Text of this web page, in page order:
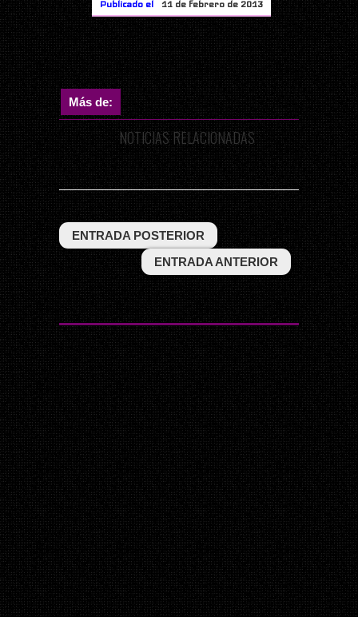
Publicado el 11 de febrero de 2013
Más de:
NOTICIAS RELACIONADAS
ENTRADA POSTERIOR
ENTRADA ANTERIOR